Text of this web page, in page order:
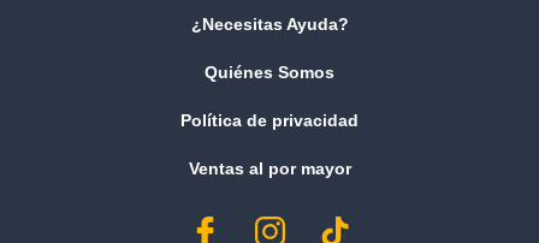
¿Necesitas Ayuda?
Quiénes Somos
Política de privacidad
Ventas al por mayor